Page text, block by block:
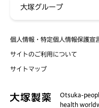
個人情報・特定個人情報保護宣
サイトのご利用について
サイトマップ
大塚グループ
Otsuka-
health